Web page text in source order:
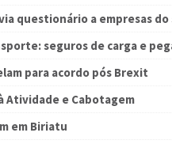
questionário a empresas
seguros de carga e
para acordo pós Brexit
Atividade e Cabotagem
em Biriatu